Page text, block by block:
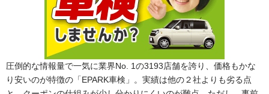
圧倒的な情報量で一気に業界No. 1の3193店舗を誇り、価格もかな
り安いのが特徴の「EPARK車検」。実績は他の２社よりも劣る点